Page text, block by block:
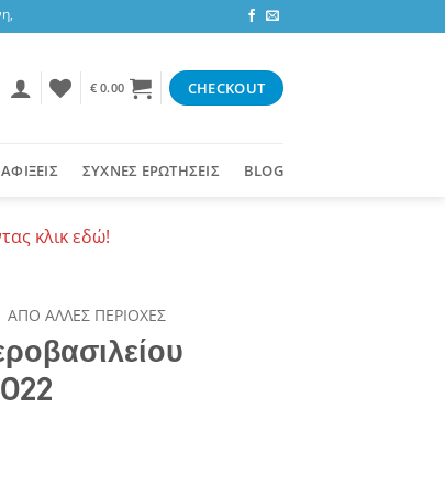
ευρώ στην υπόλοιπη Ελλάδα ή δωρεάν για αγορές 50+ ευρώ
€0.00 CHECKOUT
ΣΥΧΝΕΣ ΕΡΩΤΗΣΕΙΣ BLOG
κλικ εδώ!
ΑΠΟ ΑΛΛΕΣ ΠΕΡΙΟΧΕΣ